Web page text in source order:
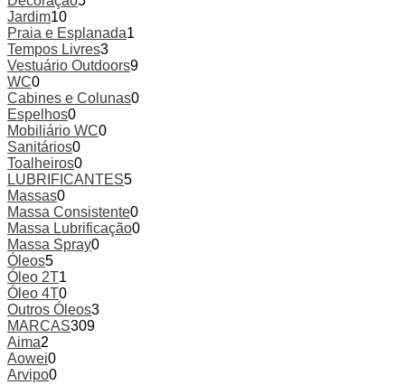
Jardim10
Praia e Esplanada1
Tempos Livres3
Vestuário Outdoors9
WC0
Cabines e Colunas0
Espelhos0
Mobiliário WC0
Sanitários0
Toalheiros0
LUBRIFICANTES5
Massas0
Massa Consistente0
Massa Lubrificação0
Massa Spray0
Óleos5
Óleo 2T1
Óleo 4T0
Outros Óleos3
MARCAS309
Aima2
Aowei0
Arvipo0